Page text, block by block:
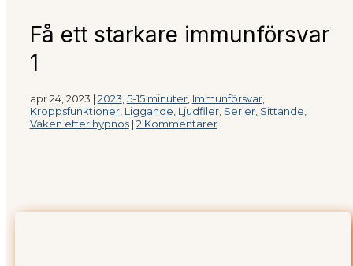
Få ett starkare immunförsvar
1
apr 24, 2023 | 2023 5-15 minuter, Immunförsvar,
Kroppsfunktioner, Liggande Ljudfiler, Serier, Sittande
Vaken efter hypnos| 2 Kommentarer